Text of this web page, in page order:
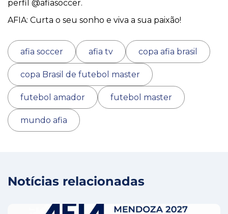
perfil @afiasoccer.
AFIA: Curta o seu sonho e viva a sua paixão!
afia soccer afia tv copa afia brasil
copa Brasil de futebol master
futebol amador futebol master
mundo afia
Notícias relacionadas